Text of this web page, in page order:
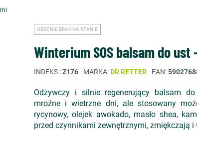
OBECNIE BRAK NA STANIE
Winterium SOS balsam do ust
INDEKS Z176 MARKA DR RETTER EAN
Odżywczy i silnie regenerujący balsam do
mroźne i wietrzne dni, ale stosowany
rycynowy, olejek awokado, masło shea,
przed czynnikami zewnętrznymi, zmiękczają i